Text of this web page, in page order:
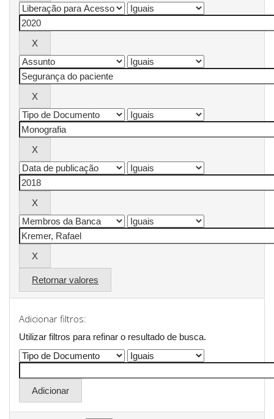
Retornar valores
Adicionar filtros:
Utilizar filtros para refinar o resultado de busca.